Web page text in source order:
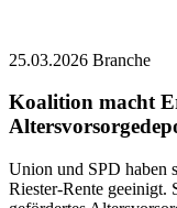
25.03.2026 Branche
Koalition macht
Union und SPD haben
Riester-Rente geeinigt.